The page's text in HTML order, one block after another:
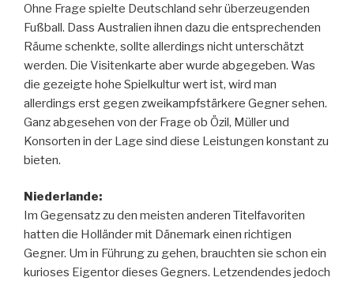
Ohne Frage spielte Deutschland sehr überzeugenden
Fußball. Dass Australien ihnen dazu die entsprechenden
Räume schenkte, sollte allerdings nicht unterschätzt
werden. Die Visitenkarte aber wurde abgegeben. Was
die gezeigte hohe Spielkultur wert ist, wird man
allerdings erst gegen zweikampfstärkere Gegner sehen.
Ganz abgesehen von der Frage ob Özil, Müller und
Konsorten in der Lage sind diese Leistungen konstant zu
bieten.
Niederlande:
Im Gegensatz zu den meisten anderen Titelfavoriten
hatten die Holländer mit Dänemark einen richtigen
Gegner. Um in Führung zu gehen, brauchten sie schon ein
kurioses Eigentor dieses Gegners. Letzendendes jedoch